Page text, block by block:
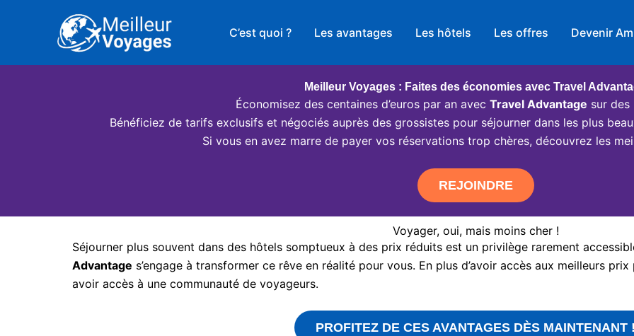
C’est quoi ? Les avantages Les hôtels Les offres Devenir
Meilleur Voyages : Faites des économies avec Travel
Économisez des centaines d’euros par an avec Travel Advantage sur des
Bénéficiez de tarifs exclusifs et négociés auprès des grossistes pour séjourner dans les plus
Si vous en avez marre de payer vos réservations trop chères, découvrez les
REJOINDRE
Voyager, oui, mais moins cher !
Séjourner plus souvent dans des hôtels somptueux à des prix réduits est un privilège rarement
Advantage s’engage à transformer ce rêve en réalité pour vous. En plus d’avoir accès aux meilleurs
avoir accès à une communauté de voyageurs.
PROFITEZ DE CES AVANTAGES DÈS MAINTENANT